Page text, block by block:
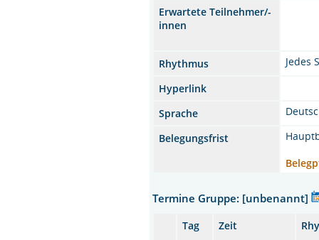
Erwartete Teilnehmer/-
innen
Rhythmus
Jedes
Hyperlink
Sprache
Belegungsfrist
Termine Gruppe: [unbenannt]
Tag Zeit